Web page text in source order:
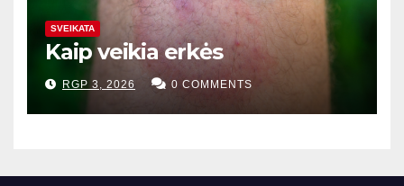
SVEIKATA
Kaip veikia erkės
RGP 3, 2026 0 COMMENTS